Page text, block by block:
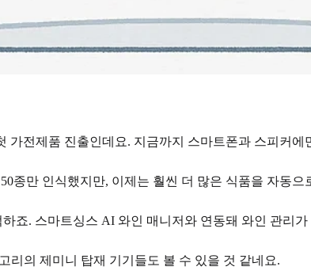
가전제품 진출인데요. 지금까지 스마트폰과 스피커
종만 인식했지만, 이제는 훨씬 더 많은 식품을 자동으
죠. 스마트싱스 AI 와인 매니저와 연동돼 와인 관리가
리의 제미니 탑재 기기들도 볼 수 있을 것 같네요.